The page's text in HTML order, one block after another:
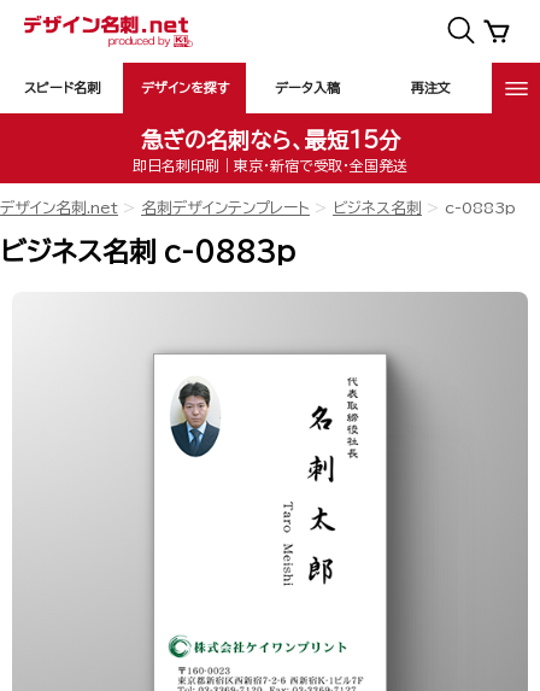
スピード名刺 デザインを探す データ入稿 再注文
急ぎの名刺なら、最短15分
即日名刺印刷｜東京・新宿で受取・全国発送
デザイン名刺.net 名刺デザインテンプレート ビジネス名刺 c-0883p
ビジネス名刺 c-0883p